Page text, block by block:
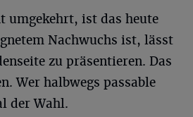
umgekehrt, ist das heute
Nachwuchs ist, lässt
zu präsentieren. Das
Wer halbwegs passable
der Wahl.